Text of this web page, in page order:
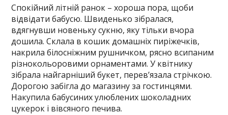
Спокійний літній ранок – хороша пора, щоби
відвідати бабусю. Швиденько зібралася,
вдягнувши новеньку сукню, яку тільки вчора
дошила. Склала в кошик домашніх пиріжечків,
накрила білосніжним рушничком, рясно всипаним
різнокольоровими орнаментами. У квітнику
зібрала найгарніший букет, перев’язала стрічкою.
Дорогою забігла до магазину за гостинцями.
Накупила бабусиних улюблених шоколадних
цукерок і вівсяного печива.